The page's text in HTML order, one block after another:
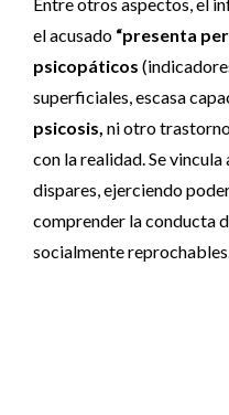
el acusado “presenta
psicopáticos
superficiales, escasa
psicosis, ni otro
con la realidad. Se
dispares, ejerciendo
comprender la conducta
socialmente reprochables.